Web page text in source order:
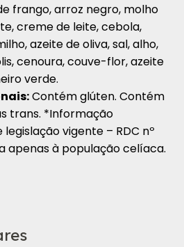
frango, arroz negro, molho
creme de leite, cebola,
azeite de oliva, sal, alho,
cenoura, couve-flor, azeite
verde.
Contém glúten. Contém
trans. *Informação
vigente – RDC nº
apenas à população celíaca.